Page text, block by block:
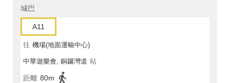
城巴
A11
往 機場(地面運輸中心)
中華遊樂會, 銅鑼灣道 站
距離 80m